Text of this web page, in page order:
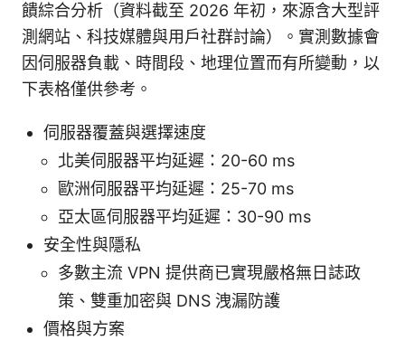
饋綜合分析（資料截至 2026 年初，來源含大型評
測網站、科技媒體與用戶社群討論）。實測數據會
因伺服器負載、時間段、地理位置而有所變動，以
下表格僅供參考。
伺服器覆蓋與選擇速度
北美伺服器平均延遲：20-60 ms
歐洲伺服器平均延遲：25-70 ms
亞太區伺服器平均延遲：30-90 ms
安全性與隱私
多數主流 VPN 提供商已實現嚴格無日誌政
策、雙重加密與 DNS 洩漏防護
價格與方案